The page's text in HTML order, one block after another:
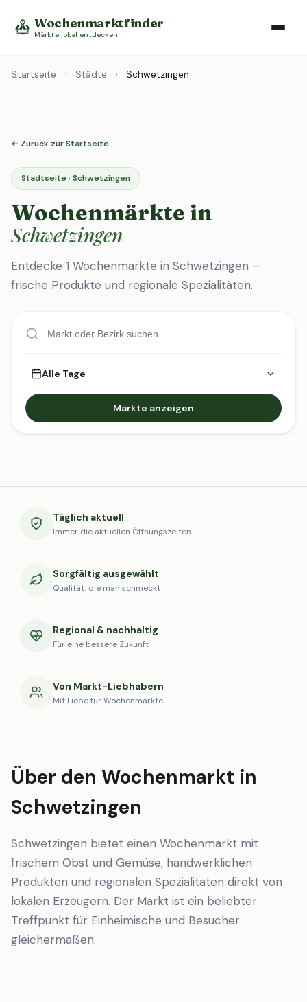
Wochenmarktfinder
Märkte lokal entdecken
Startseite › Städte › Schwetzingen
← Zurück zur Startseite
Stadtseite · Schwetzingen
Wochenmärkte in
Schwetzingen
Entdecke 1 Wochenmärkte in Schwetzingen –
frische Produkte und regionale Spezialitäten.
Alle Tage
Märkte anzeigen
Täglich aktuell
Immer die aktuellen Öffnungszeiten
Sorgfältig ausgewählt
Qualität, die man schmeckt
Regional & nachhaltig
Für eine bessere Zukunft
Von Markt-Liebhabern
Mit Liebe für Wochenmärkte
Über den Wochenmarkt in
Schwetzingen
Schwetzingen bietet einen Wochenmarkt mit
frischem Obst und Gemüse, handwerklichen
Produkten und regionalen Spezialitäten direkt von
lokalen Erzeugern. Der Markt ist ein beliebter
Treffpunkt für Einheimische und Besucher
gleichermaßen.